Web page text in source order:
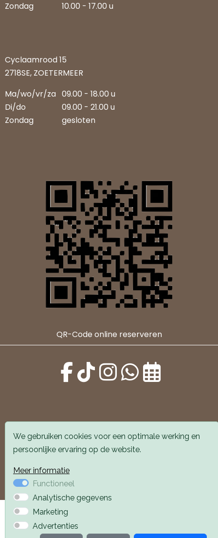
Zondag
10.00 - 17.00 u
Cyclaamrood 15
2718SE, ZOETERMEER
Ma/wo/vr/za 09.00 - 18.00 u
Di/do
09.00 - 21.00 u
Zondag
gesloten
QR-Code online reserveren
Alle locaties zijn goed bereikbaar met auto en
openbaar vervoer. Er is parkeergelegenheid voor de
Privacyverklaring
We gebruiken cookies voor een optimale werking en
persoonlijke ervaring op de website.
Meer informatie
Functioneel
Analytische gegevens
Marketing
Advertenties